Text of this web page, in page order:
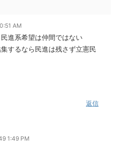
AM
進系希望は仲間ではない
するなら民進は残さず立憲民
返信
1:49 PM